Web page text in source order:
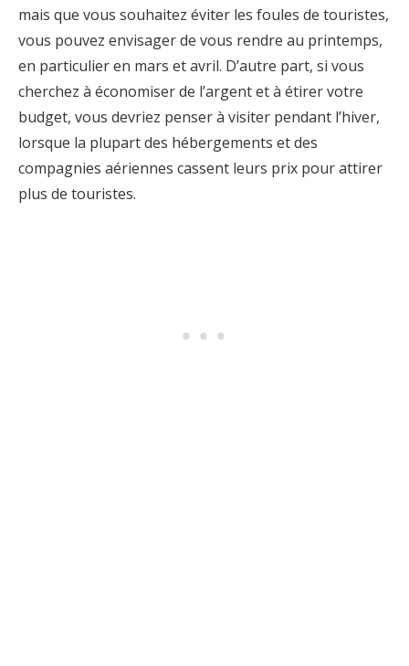
mais que vous souhaitez éviter les foules de touristes,
vous pouvez envisager de vous rendre au printemps,
en particulier en mars et avril. D’autre part, si vous
cherchez à économiser de l’argent et à étirer votre
budget, vous devriez penser à visiter pendant l’hiver,
lorsque la plupart des hébergements et des
compagnies aériennes cassent leurs prix pour attirer
plus de touristes.